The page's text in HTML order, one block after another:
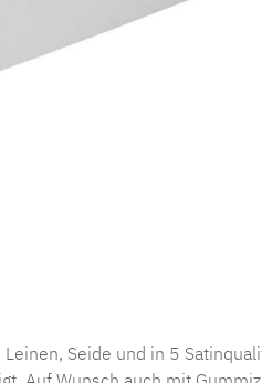
Seide und in 5